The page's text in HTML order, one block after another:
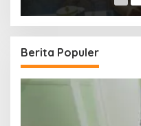
Berita Populer